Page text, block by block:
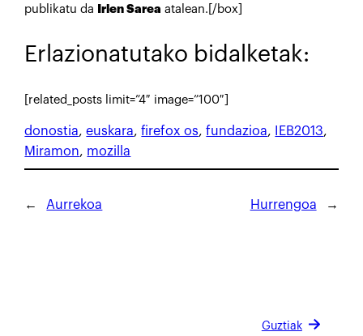
publikatu da
Irlen Sarea atalean.[/box]
Erlazionatutako bidalketak:
[related_posts limit=”4″ image=”100″]
donostia, euskara, firefox os, fundazioa, IEB2013
Miramon, mozilla
← Aurrekoa Hurrengoa →
Guztiak